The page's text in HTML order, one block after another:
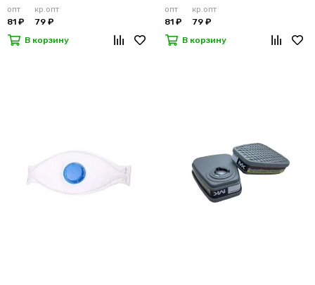
опт
81 ₽
кр.опт
79 ₽
В корзину
опт
81 ₽
кр.опт
79 ₽
В корзину